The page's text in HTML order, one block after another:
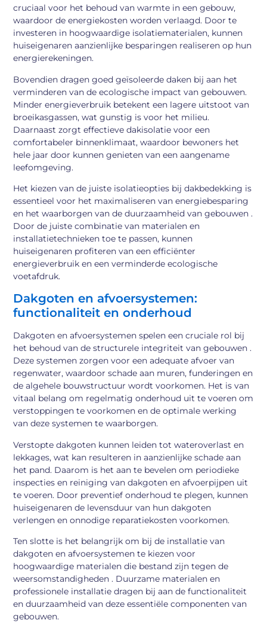
cruciaal voor het behoud van warmte in een gebouw,
waardoor de energiekosten worden verlaagd. Door te
investeren in hoogwaardige isolatiematerialen, kunnen
huiseigenaren aanzienlijke besparingen realiseren op hun
energierekeningen.
Bovendien dragen goed geïsoleerde daken bij aan het
verminderen van de ecologische impact van gebouwen.
Minder energieverbruik betekent een lagere uitstoot van
broeikasgassen, wat gunstig is voor het milieu.
Daarnaast zorgt effectieve dakisolatie voor een
comfortabeler binnenklimaat, waardoor bewoners het
hele jaar door kunnen genieten van een aangename
leefomgeving.
Het kiezen van de juiste isolatieopties bij dakbedekking is
essentieel voor het maximaliseren van energiebesparing
en het waarborgen van de duurzaamheid van gebouwen .
Door de juiste combinatie van materialen en
installatietechnieken toe te passen, kunnen
huiseigenaren profiteren van een efficiënter
energieverbruik en een verminderde ecologische
voetafdruk.
Dakgoten en afvoersystemen:
functionaliteit en onderhoud
Dakgoten en afvoersystemen spelen een cruciale rol bij
het behoud van de structurele integriteit van gebouwen .
Deze systemen zorgen voor een adequate afvoer van
regenwater, waardoor schade aan muren, funderingen en
de algehele bouwstructuur wordt voorkomen. Het is van
vitaal belang om regelmatig onderhoud uit te voeren om
verstoppingen te voorkomen en de optimale werking
van deze systemen te waarborgen.
Verstopte dakgoten kunnen leiden tot wateroverlast en
lekkages, wat kan resulteren in aanzienlijke schade aan
het pand. Daarom is het aan te bevelen om periodieke
inspecties en reiniging van dakgoten en afvoerpijpen uit
te voeren. Door preventief onderhoud te plegen, kunnen
huiseigenaren de levensduur van hun dakgoten
verlengen en onnodige reparatiekosten voorkomen.
Ten slotte is het belangrijk om bij de installatie van
dakgoten en afvoersystemen te kiezen voor
hoogwaardige materialen die bestand zijn tegen de
weersomstandigheden . Duurzame materialen en
professionele installatie dragen bij aan de functionaliteit
en duurzaamheid van deze essentiële componenten van
gebouwen.